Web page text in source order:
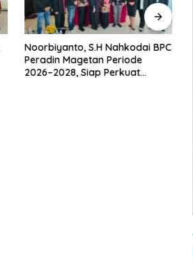
Noorbiyanto, S.H Nahkodai BPC
Peradin Magetan Periode
2026–2028, Siap Perkuat